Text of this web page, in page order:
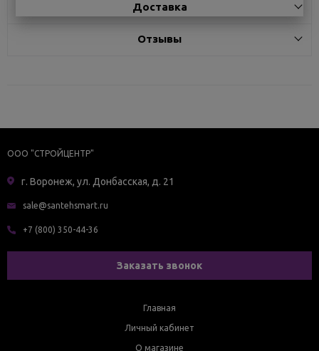
Доставка
Отзывы
ООО "СТРОЙЦЕНТР"
г. Воронеж, ул. Донбасская, д. 21
sale@santehsmart.ru
+7 (800) 350-44-36
Заказать звонок
Главная
Личный кабинет
О магазине